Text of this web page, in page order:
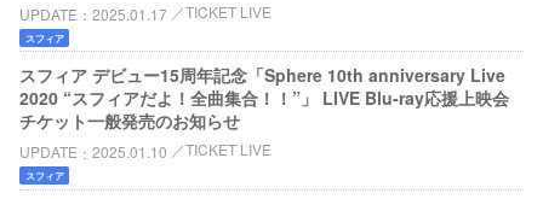
UPDATE 2025.01.17 TICKET LIVE
スフィア
スフィア デビュー15周年記念「Sphere 10th anniversary Live
2020 “スフィアだよ！全曲集合！！”」 LIVE Blu-ray応援上映会
チケット一般発売のお知らせ
UPDATE 2025.01.10 TICKET LIVE
スフィア